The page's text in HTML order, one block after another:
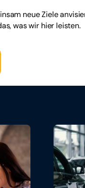
neue Ziele
was wir hier leisten.